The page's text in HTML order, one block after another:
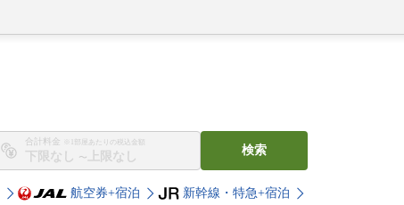
合計料金 ※1部屋あたりの税込金額
〜
検索
航空券+宿泊 新幹線・特急+宿泊